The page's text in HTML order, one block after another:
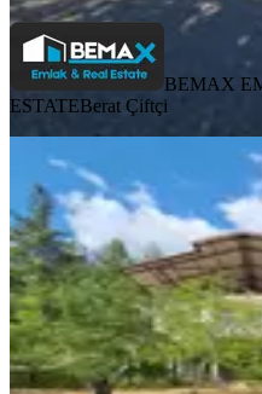
BEMAX
ESTATEBerat Çiftçi
Fethiye
Beraber
Fethiye, Nif
1370 m²·
8.750.000 ₺